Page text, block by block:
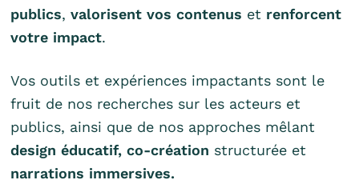
publics,valorisent vos contenus et renforcent
votre impact.
Vos outils et expériences impactants sont le
fruit de nos recherches sur les acteurs et
publics, ainsi que de nos approches mêlant
design éducatif, co-création structurée et
narrations immersives.